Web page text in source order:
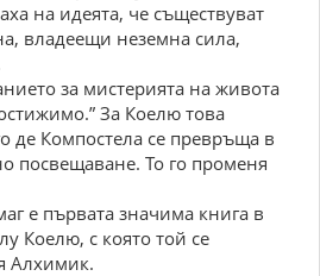
на идеята, че съществуват
владеещи неземна сила,
за мистерията на живота
За Коелю това
де Компостела се превръща в
посвещаване. То го променя
е първата значима книга в
Коелю, с която той се
Алхимик.